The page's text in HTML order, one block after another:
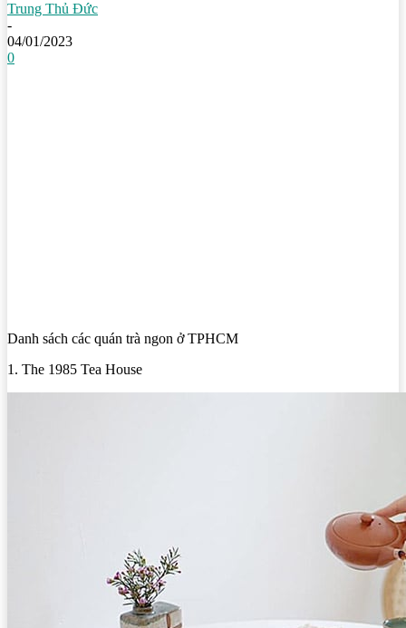
Trung Thủ Đức
-
04/01/2023
0
Danh sách các quán trà ngon ở TPHCM
1. The 1985 Tea House